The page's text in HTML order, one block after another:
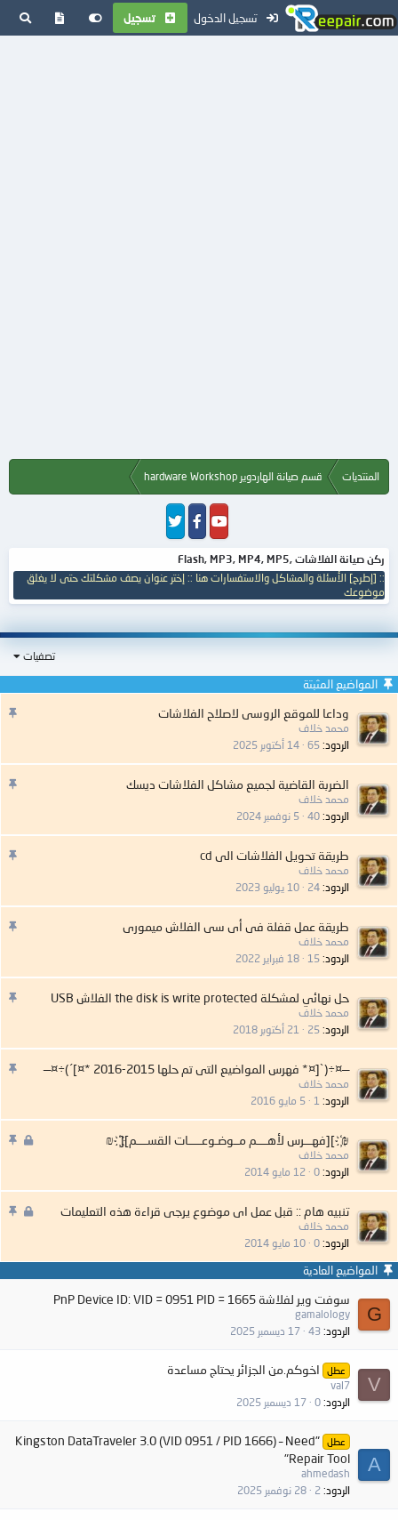
تسجيل الدخول تسجيل
المنتديات قسم صيانة الهاردوير hardware Workshop
ركن صيانة الفلاشات ,Flash, MP3, MP4, MP5
:: [إطرح] الأسئلة والمشاكل والاستفسارات هنا :: إختر عنوان يصف مشكلتك حتى لا يغلق
موضوعك
تصفيات
المواضيع المثبتة
م
وداعا للموقع الروسى لاصلاح الفلاشات
محمد خلاف
الردود 65 14 أكتوبر 2025
م
الضربة القاضية لجميع مشاكل الفلاشات ديسك
محمد خلاف
الردود 40 5 نوفمبر 2024
م
طريقة تحويل الفلاشات الى cd
محمد خلاف
الردود 24 10 يوليو 2023
م
طريقة عمل قفلة فى أى سى الفلاش ميمورى
محمد خلاف
الردود 15 18 فبراير 2022
م
حل نهائي لمشكلة the disk is write protected الفلاش USB
محمد خلاف
الردود 25 21 أكتوبر 2018
م
—¤÷(`[¤* فهرس المواضيع التى تم حلها 2015-2016 *¤]´)÷¤—
محمد خلاف
الردود 1 5 مايو 2016
م
م
₪ ҉ ][فهـــرس لأهــــم مــوضـوعـــــات القســــم][ ҉ ₪
محمد خلاف
الردود 0 12 مايو 2014
م
م
تنبيه هام :: قبل عمل اى موضوع يرجى قراءة هذه التعليمات
محمد خلاف
الردود 0 10 مايو 2014
المواضيع العادية
G
سوفت وير لفلاشة PnP Device ID: VID = 0951 PID = 1665
gamalology
الردود 43 17 ديسمبر 2025
V
عطل اخوكم.من الجزائر يحتاج مساعدة
val7
الردود 0 17 ديسمبر 2025
A
عطل
"Kingston DataTraveler 3.0 (VID 0951 / PID 1666) – Need
Repair Tool"
ahmedash
الردود 2 28 نوفمبر 2025